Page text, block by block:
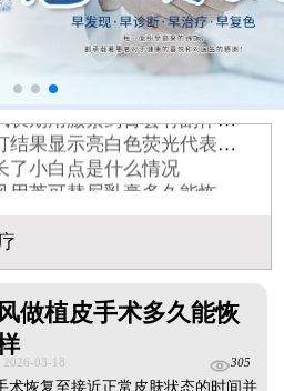
长期用激素药膏会有副作用吗
果显示亮白色荧光代表什么意思
了小白点是什么情况
芦可替尼乳膏多久能恢复正常色
色素缺失是什么原因造成的
大中医皮肤病医院看白斑好吗
能涂在嘴唇周围的白斑上吗
癜风怎么治疗好得快
早期是什么症状图片
做植皮手术多久能恢
2026-03-18 305
术恢复至接近正常皮肤状态的时间并